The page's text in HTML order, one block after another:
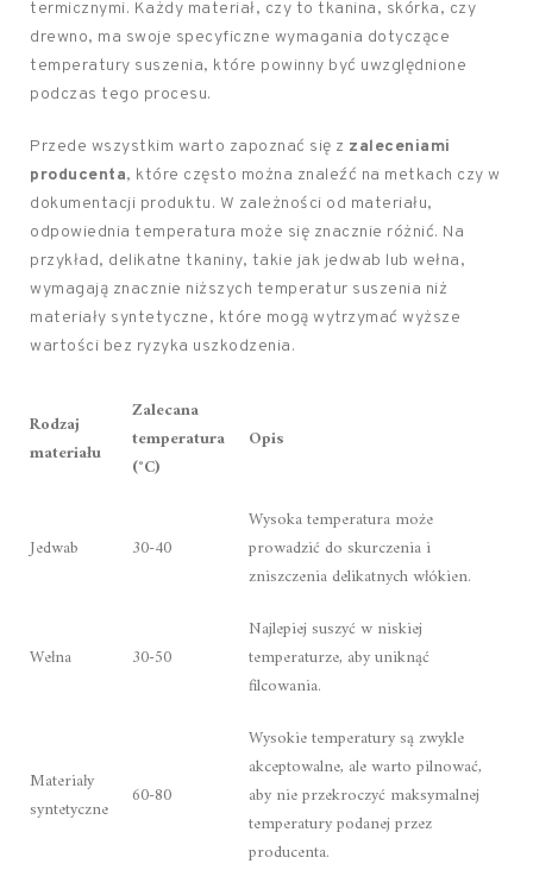
termicznymi. Każdy materiał, czy to tkanina, skórka, czy
drewno, ma swoje specyficzne wymagania dotyczące
temperatury suszenia, które powinny być uwzględnione
podczas tego procesu.
Przede wszystkim warto zapoznać się z zaleceniami
producenta, które często można znaleźć na metkach czy w
dokumentacji produktu. W zależności od materiału,
odpowiednia temperatura może się znacznie różnić. Na
przykład, delikatne tkaniny, takie jak jedwab lub wełna,
wymagają znacznie niższych temperatur suszenia niż
materiały syntetyczne, które mogą wytrzymać wyższe
wartości bez ryzyka uszkodzenia.
Rodzaj
materiału
Zalecana
temperatura
(°C)
Opis
Jedwab 30-40
Wysoka temperatura może
prowadzić do skurczenia i
zniszczenia delikatnych włókien.
Wełna 30-50
Najlepiej suszyć w niskiej
temperaturze, aby uniknąć
filcowania.
Materiały
syntetyczne
60-80
Wysokie temperatury są zwykle
akceptowalne, ale warto pilnować,
aby nie przekroczyć maksymalnej
temperatury podanej przez
producenta.